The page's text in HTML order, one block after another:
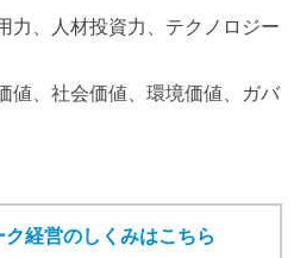
力、人材投資力、テクノロジー
値、社会価値、環境価値、ガバ
経営のしくみはこちら